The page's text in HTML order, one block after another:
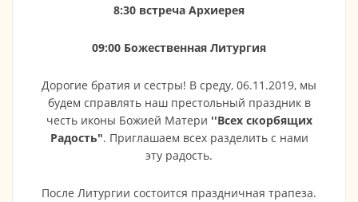
8:30 встреча Архиерея
09:00 Божественная Литургия
Дорогие братия и сестры! В среду, 06.11.2019, мы
будем справлять наш престольный праздник в
честь иконы Божией Матери ''Всех скорбящих
Радость". Приглашаем всех разделить с нами
эту радость.
После Литургии состоится праздничная трапеза.